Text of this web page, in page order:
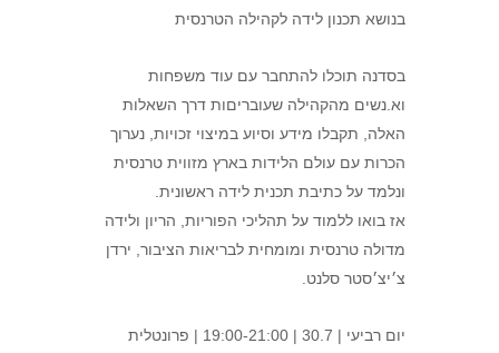
בנושא תכנון לידה לקהילה הטרנסית
בסדנה תוכלו להתחבר עם עוד משפחות
וא.נשים מהקהילה שעובריםות דרך השאלות
האלה, תקבלו מידע וסיוע במיצוי זכויות, נערוך
הכרות עם עולם הלידות בארץ מזווית טרנסית
ונלמד על כתיבת תכנית לידה ראשונית.
אז בואו ללמוד על תהליכי הפוריות, הריון ולידה
מדולה טרנסית ומומחית לבריאות הציבור, ירדן
צ׳יצ׳סטר סלנט.
יום רביעי | 30.7 | 19:00-21:00 | פרונטלית